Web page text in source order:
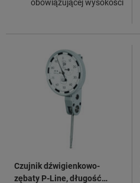
obowiązującej wysokości
Czujnik dźwigienkowo-
zębaty P-Line, długość